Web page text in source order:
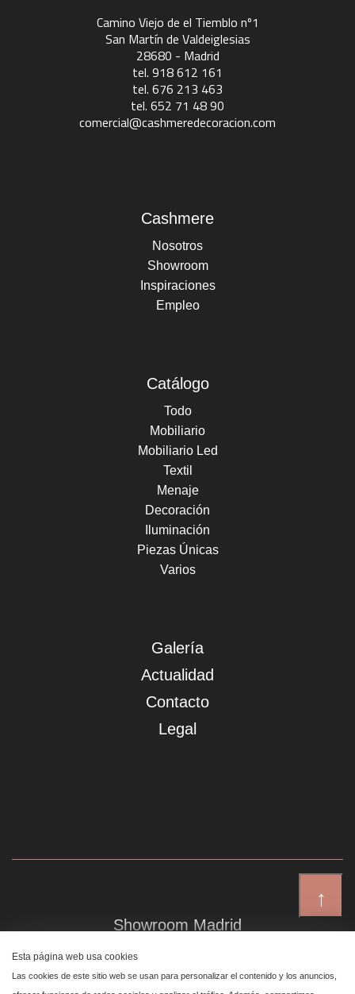
↑
Camino Viejo de el Tiemblo nº1
San Martín de Valdeiglesias
28680 - Madrid
tel. 918 612 161
tel. 676 213 463
tel. 652 71 48 90
comercial@cashmeredecoracion.com
Cashmere
Nosotros
Showroom
Inspiraciones
Empleo
Catálogo
Todo
Mobiliario
Mobiliario Led
Textil
Menaje
Decoración
Iluminación
Piezas Únicas
Varios
Galería
Actualidad
Contacto
Legal
Showroom Madrid
Plaza de Canalejas 6, 4 izq
Centro, 28014 Madrid
Esta página web usa cookies
Las cookies de este sitio web se usan para personalizar el contenido y los anuncios,